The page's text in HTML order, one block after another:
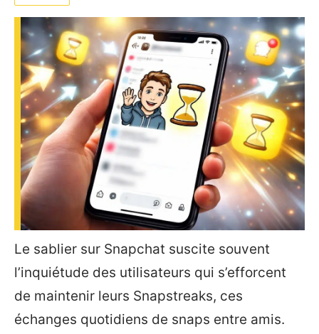
Le sablier sur Snapchat suscite souvent
l’inquiétude des utilisateurs qui s’efforcent
de maintenir leurs Snapstreaks, ces
échanges quotidiens de snaps entre amis.